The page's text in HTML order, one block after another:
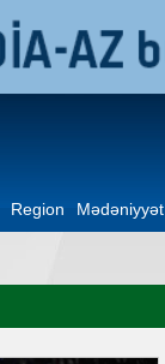
Region Mədəniyyət